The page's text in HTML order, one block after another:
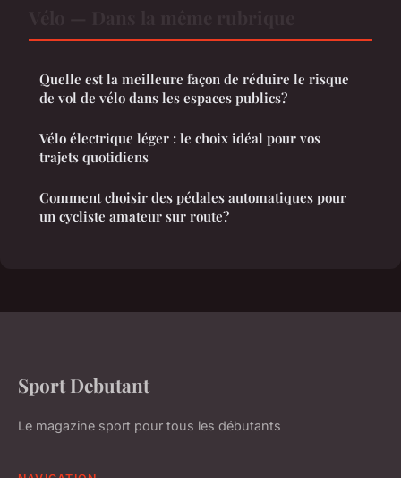
Quelle est la meilleure façon de réduire le risque
de vol de vélo dans les espaces publics?
Vélo électrique léger : le choix idéal pour vos
trajets quotidiens
Comment choisir des pédales automatiques pour
un cycliste amateur sur route?
Sport Debutant
Le magazine sport pour tous les débutants